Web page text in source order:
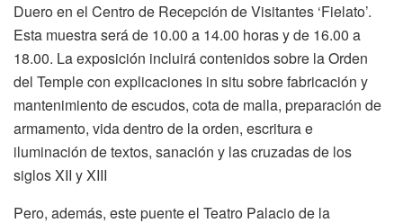
Duero en el Centro de Recepción de Visitantes ‘Fielato’.
Esta muestra será de 10.00 a 14.00 horas y de 16.00 a
18.00. La exposición incluirá contenidos sobre la Orden
del Temple con explicaciones in situ sobre fabricación y
mantenimiento de escudos, cota de malla, preparación de
armamento, vida dentro de la orden, escritura e
iluminación de textos, sanación y las cruzadas de los
siglos XII y XIII
Pero, además, este puente el Teatro Palacio de la